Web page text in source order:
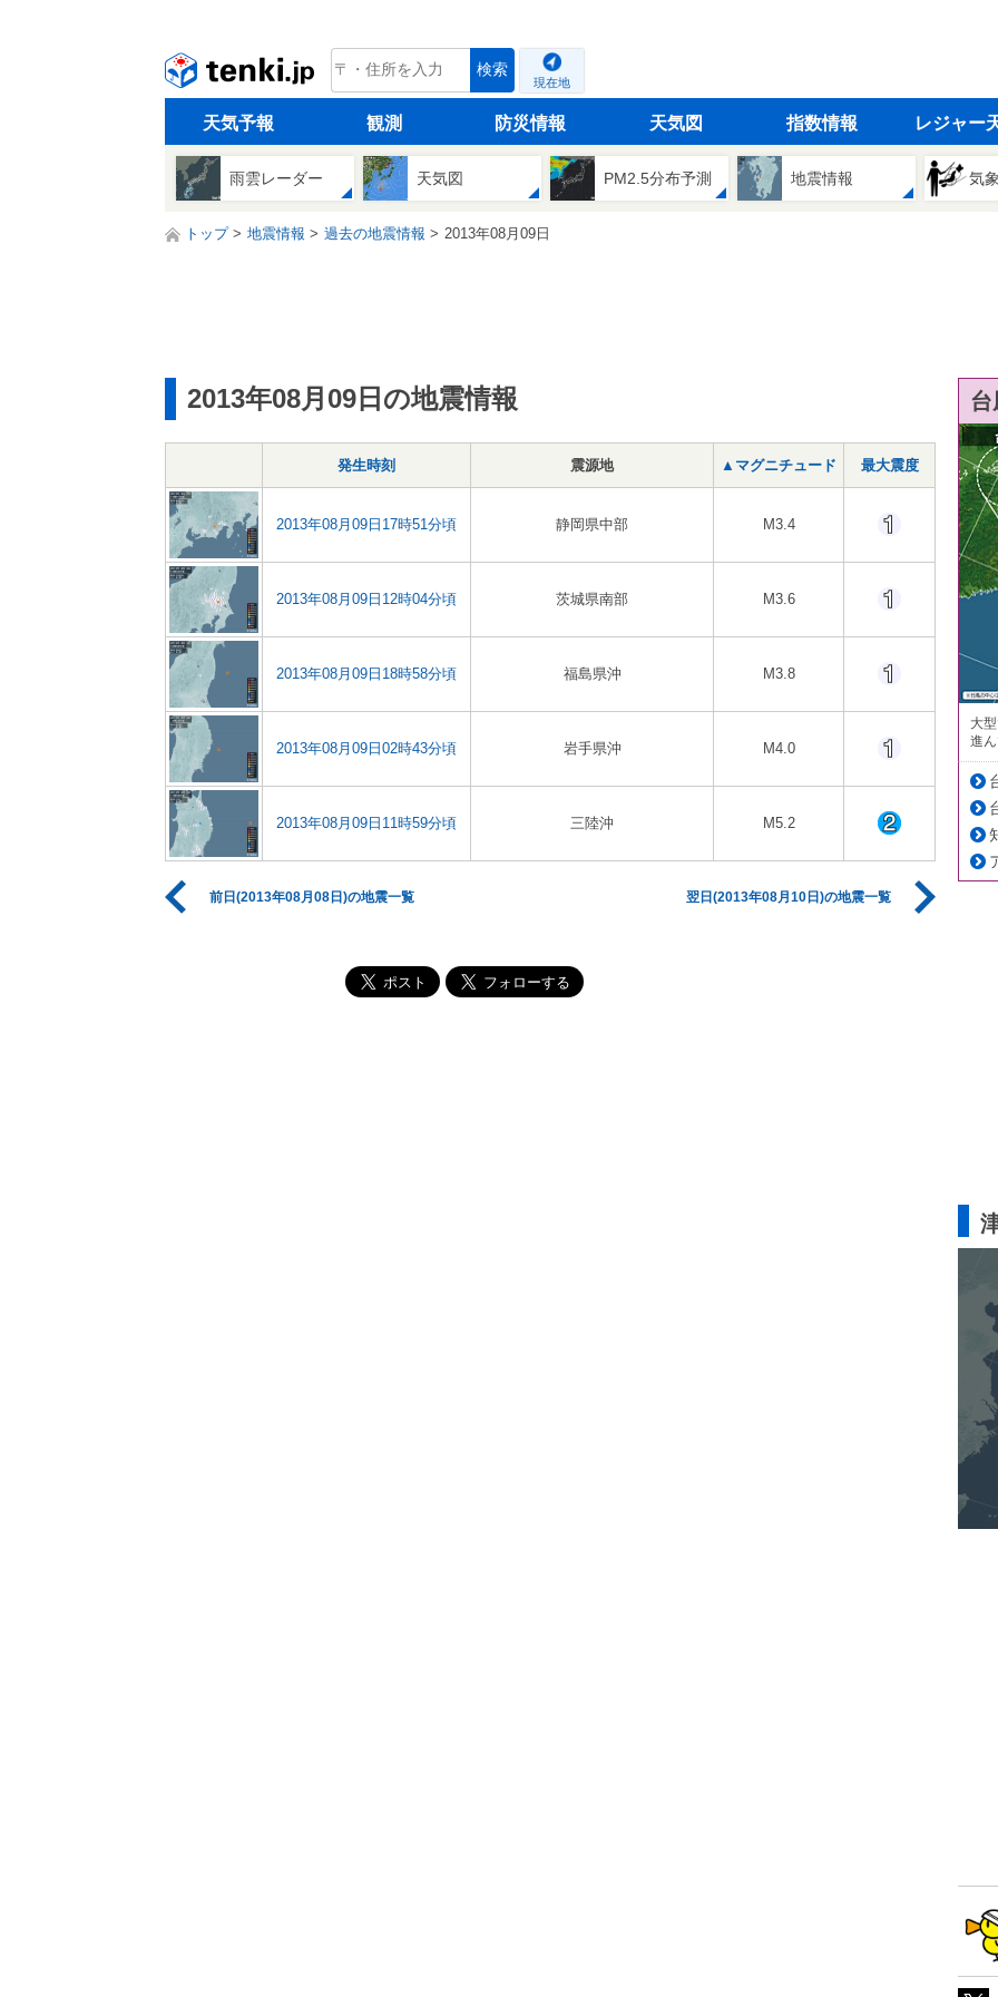
tenki.jp 検索
現在地
天気予報 観測 防災情報 天気図 指数情報 レジャー
雨雲レーダー 天気図 PM2.5分布予測 地震情報 気
トップ 地震情報 過去の地震情報 2013年08月09日
2013年08月09日の地震情報
発生時刻 震源地 ▲マグニチュード 最大震度
2013年08月09日17時51分頃 静岡県中部 M3.4
2013年08月09日12時04分頃 茨城県南部 M3.6
2013年08月09日18時58分頃 福島県沖 M3.8
2013年08月09日02時43分頃 岩手県沖 M4.0
2013年08月09日11時59分頃 三陸沖 M5.2
前日(2013年08月08日)の地震一覧 翌日(2013年08月10日)の地震一覧
大
進